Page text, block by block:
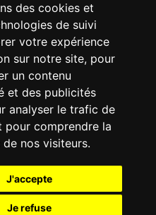
des cookies et
de suivi
votre expérience
sur notre site, pour
un contenu
et des publicités
analyser le trafic de
pour comprendre la
nos visiteurs.
J'accepte
Je refuse